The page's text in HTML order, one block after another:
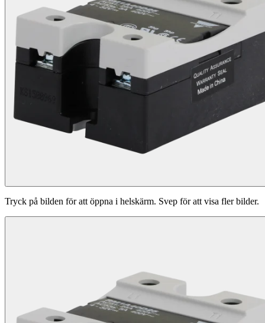
Tryck på bilden för att öppna i helskärm. Svep för att visa fler bilder.